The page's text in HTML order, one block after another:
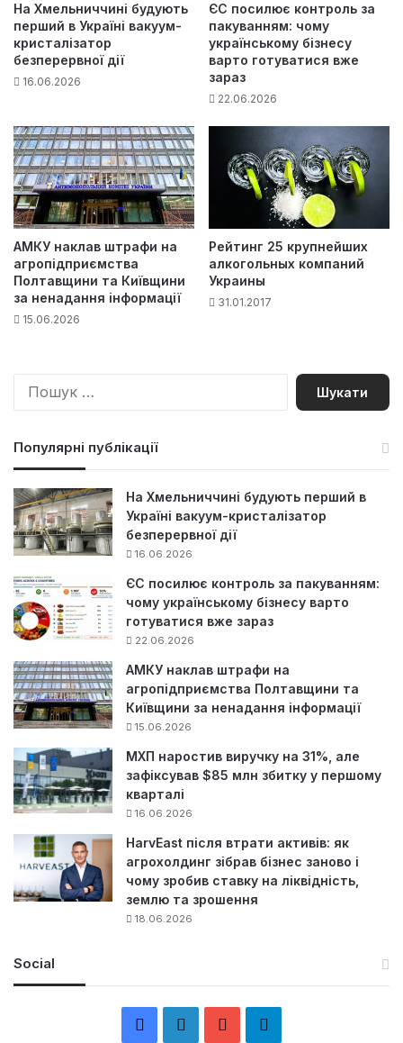
На Хмельниччині будують
перший в Україні вакуум-
кристалізатор
безперервної дії
16.06.2026
ЄС посилює контроль за
пакуванням: чому
українському бізнесу
варто готуватися вже
зараз
22.06.2026
АМКУ наклав штрафи на
агропідприємства
Полтавщини та Київщини
за ненадання інформації
15.06.2026
Рейтинг 25 крупнейших
алкогольных компаний
Украины
31.01.2017
П
Популярні публікації
На Хмельниччині будують перший в
Україні вакуум-кристалізатор
безперервної дії
16.06.2026
ЄС посилює контроль за пакуванням:
чому українському бізнесу варто
готуватися вже зараз
22.06.2026
АМКУ наклав штрафи на
агропідприємства Полтавщини та
Київщини за ненадання інформації
15.06.2026
МХП наростив виручку на 31%, але
зафіксував $85 млн збитку у першому
кварталі
16.06.2026
HarvEast після втрати активів: як
агрохолдинг зібрав бізнес заново і
чому зробив ставку на ліквідність,
землю та зрошення
18.06.2026
Social